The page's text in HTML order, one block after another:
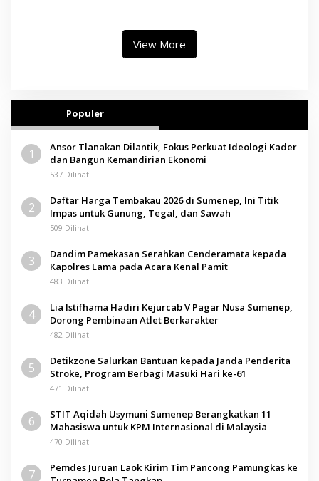
Jadi Kunci
View More
Populer
1
Ansor Tlanakan Dilantik, Fokus Perkuat Ideologi Kader
dan Bangun Kemandirian Ekonomi
537 Dilihat
2
Daftar Harga Tembakau 2026 di Sumenep, Ini Titik
Impas untuk Gunung, Tegal, dan Sawah
509 Dilihat
3
Dandim Pamekasan Serahkan Cenderamata kepada
Kapolres Lama pada Acara Kenal Pamit
483 Dilihat
4
Lia Istifhama Hadiri Kejurcab V Pagar Nusa Sumenep,
Dorong Pembinaan Atlet Berkarakter
482 Dilihat
5
Detikzone Salurkan Bantuan kepada Janda Penderita
Stroke, Program Berbagi Masuki Hari ke-61
471 Dilihat
6
STIT Aqidah Usymuni Sumenep Berangkatkan 11
Mahasiswa untuk KPM Internasional di Malaysia
470 Dilihat
7
Pemdes Juruan Laok Kirim Tim Pancong Pamungkas ke